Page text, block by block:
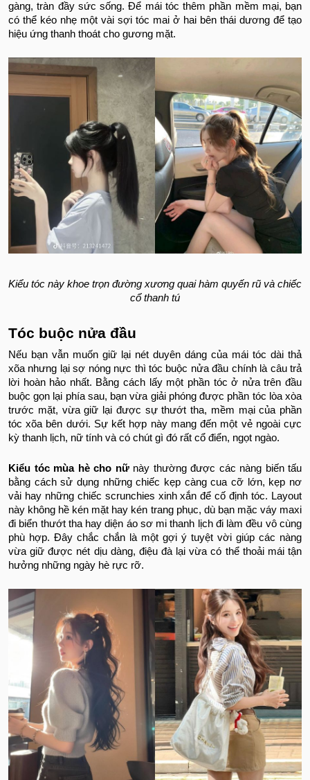
gàng, tràn đầy sức sống. Để mái tóc thêm phần mềm mại, bạn
có thể kéo nhẹ một vài sợi tóc mai ở hai bên thái dương để tạo
hiệu ứng thanh thoát cho gương mặt.
Kiểu tóc này khoe trọn đường xương quai hàm quyến rũ và chiếc
cổ thanh tú
Tóc buộc nửa đầu
Nếu bạn vẫn muốn giữ lại nét duyên dáng của mái tóc dài thả
xõa nhưng lại sợ nóng nực thì tóc buộc nửa đầu chính là câu trả
lời hoàn hảo nhất. Bằng cách lấy một phần tóc ở nửa trên đầu
buộc gọn lại phía sau, bạn vừa giải phóng được phần tóc lòa xòa
trước mặt, vừa giữ lại được sự thướt tha, mềm mại của phần
tóc xõa bên dưới. Sự kết hợp này mang đến một vẻ ngoài cực
kỳ thanh lịch, nữ tính và có chút gì đó rất cổ điển, ngọt ngào.
Kiểu tóc mùa hè cho nữnày thường được các nàng biến tấu
bằng cách sử dụng những chiếc kẹp càng cua cỡ lớn, kẹp nơ
vải hay những chiếc scrunchies xinh xắn để cố định tóc. Layout
này không hề kén mặt hay kén trang phục, dù bạn mặc váy maxi
đi biển thướt tha hay diện áo sơ mi thanh lịch đi làm đều vô cùng
phù hợp. Đây chắc chắn là một gợi ý tuyệt vời giúp các nàng
vừa giữ được nét dịu dàng, điệu đà lại vừa có thể thoải mái tận
hưởng những ngày hè rực rỡ.